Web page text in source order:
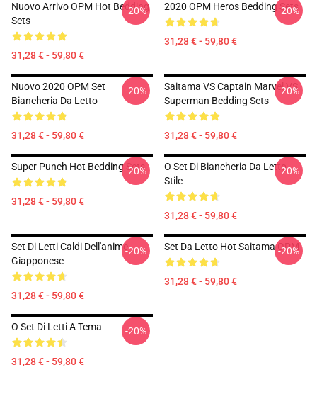
Nuovo Arrivo OPM Hot Bedding
Sets
31,28 € - 59,80 €
-20% 2020 OPM Heros Bedding Sets
31,28 € - 59,80 €
-20%
Nuovo 2020 OPM Set
Biancheria Da Letto
31,28 € - 59,80 €
-20%
Saitama VS Captain Marvel VS
Superman Bedding Sets
31,28 € - 59,80 €
-20%
Super Punch Hot Bedding Sets
31,28 € - 59,80 €
-20%
O Set Di Biancheria Da Letto
Stile
31,28 € - 59,80 €
-20%
Set Di Letti Caldi Dell'anime
Giapponese
31,28 € - 59,80 €
-20% Set Da Letto Hot Saitama OPM
31,28 € - 59,80 €
-20%
O Set Di Letti A Tema
31,28 € - 59,80 €
-20%